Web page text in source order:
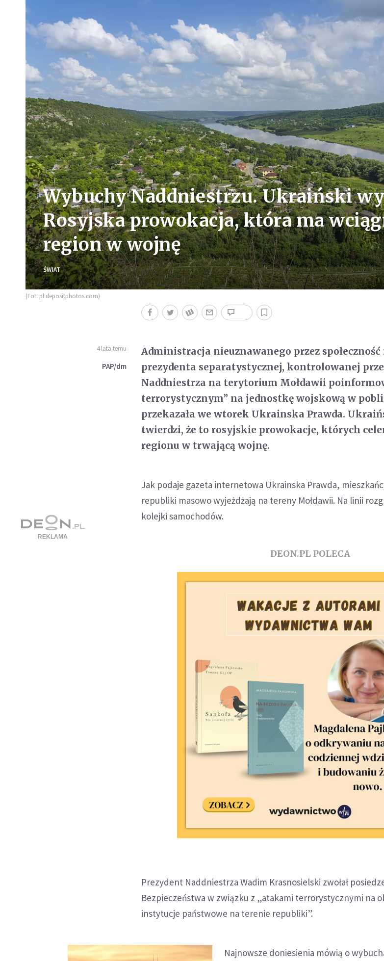
Wybuchy Naddniestrzu. Ukraiński
Rosyjska prowokacja, która ma
region w wojnę
ŚWIAT
(Fot. pl.depositphotos.com)
4 lata temu
PAP/dm
Administracja nieuznawanego przez
prezydenta separatystycznej, kontrolowanej
Naddniestrza na terytorium Mołdawii
terrorystycznym” na jednostkę wojskową w
przekazała we wtorek Ukrainska Prawda.
twierdzi, że to rosyjskie prowokacje, których
regionu w trwającą wojnę.
Jak podaje gazeta internetowa Ukrainska Prawda,
republiki masowo wyjeżdżają na tereny Mołdawii. Na linii
kolejki samochodów.
DEON.PL POLECA
Prezydent Naddniestrza Wadim Krasnosielski zwołał
Bezpieczeństwa w związku z „atakami terrorystycznymi na
instytucje państwowe na terenie republiki”.
Najnowsze doniesienia mówią o